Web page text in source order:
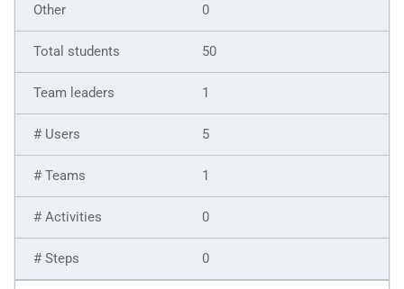
0
50
1
5
1
0
0